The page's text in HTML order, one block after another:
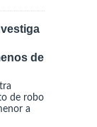
de
de robo
a